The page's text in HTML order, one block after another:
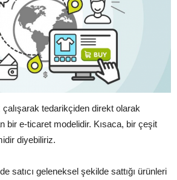
tedarikçiden direkt olarak
bir e-ticaret modelidir. Kısaca, bir çeşit
diyebiliriz.
satıcı geleneksel şekilde sattığı ürünleri